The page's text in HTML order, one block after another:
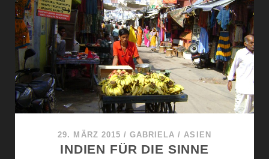
29. MÄRZ 2015 / GABRIELA /ASIEN
INDIEN FÜR DIE SINNE